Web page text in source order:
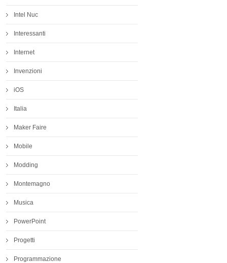
Intel Nuc
Interessanti
Internet
Invenzioni
iOS
Italia
Maker Faire
Mobile
Modding
Montemagno
Musica
PowerPoint
Progetti
Programmazione